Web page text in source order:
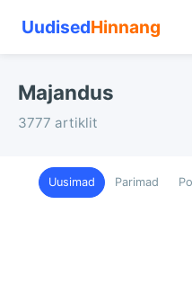
UudisedHinnang
Majandus
3777 artiklit
Uusimad Parimad